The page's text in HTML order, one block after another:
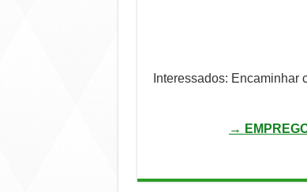
Interessados: Encaminhar
→